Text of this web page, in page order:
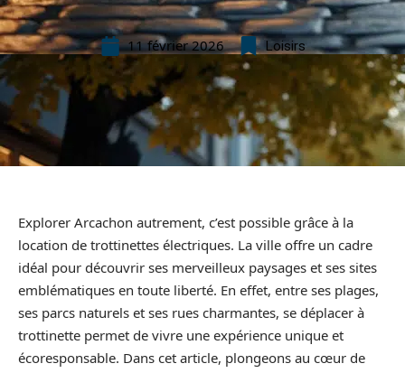
11 février 2026 Loisirs
Explorer Arcachon autrement, c’est possible grâce à la
location de trottinettes électriques. La ville offre un cadre
idéal pour découvrir ses merveilleux paysages et ses sites
emblématiques en toute liberté. En effet, entre ses plages,
ses parcs naturels et ses rues charmantes, se déplacer à
trottinette permet de vivre une expérience unique et
écoresponsable. Dans cet article, plongeons au cœur de